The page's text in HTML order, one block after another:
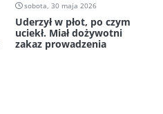
sobota, 30 maja 2026
Uderzył w płot, po czym
uciekł. Miał dożywotni
zakaz prowadzenia